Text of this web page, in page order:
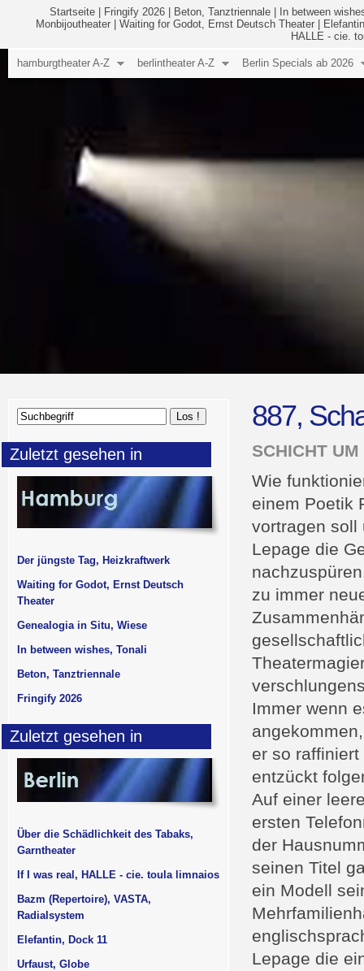
Startseite Fringify 2026 Beton, Tanztriennale
In between
Monbijoutheater
Waiting for Godot, Ernst Deutsch Theater
HALLE - cie.
hamburgtheater A-Z berlintheater A-Z Berlin Specials ab 2026
887,
SCHICHT
Wie
einem Poetik
vortragen soll
Lepage die
zu immer
Immer wenn
er so
entzückt
Auf einer
ersten
der
seinen Titel
ein Modell
Lepage die
Zuletzt gesehen in
Der jüngste Tag, Heizkraftwerk
Waiting for Godot, Ernst Deutsch
Theater
Genealogia in Situ, Wiese
In between wishes, Tonali
Beton, Tanztriennale
Fringify 2026
Zuletzt gesehen in
Über die Schädlichkeit des Tabaks,
Garntheater
If I was real, HALLE - cie. toula limnaios
Bazm (Repertoire), VASTA,
Radialsystem
Elefantin, Dock 11
Urfaust, Globe